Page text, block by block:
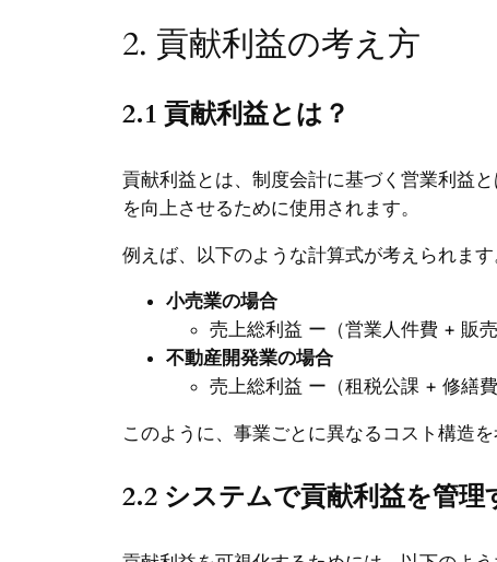
2. 貢献利益の考え方
2.1 貢献利益とは？
貢献利益とは、制度会計に基づく営業利益
を向上させるために使用されます。
例えば、以下のような計算式が考えられます
小売業の場合
売上総利益 ー（営業人件費 + 販
不動産開発業の場合
売上総利益 ー（租税公課 + 修繕
このように、事業ごとに異なるコスト構造
2.2 システムで貢献利益を管理